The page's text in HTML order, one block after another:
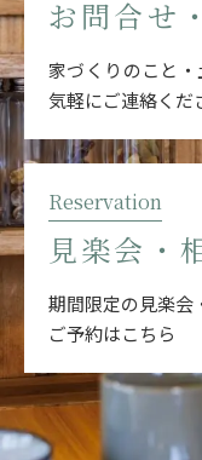
お問合せ
家づくりのこと
気軽にご連絡くだ
Reservation
見楽会・
期間限定の見楽会
ご予約はこちら